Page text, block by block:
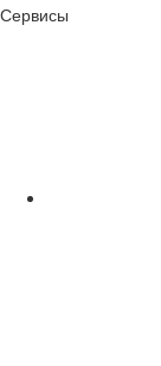
Сервисы